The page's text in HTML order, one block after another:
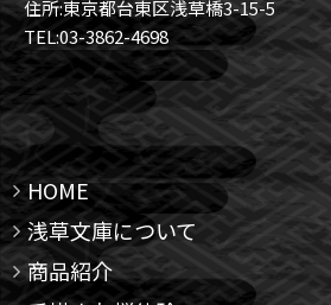
住所:東京都台東区浅草橋3-15-5
TEL:03-3862-4698
HOME
浅草文庫について
商品紹介